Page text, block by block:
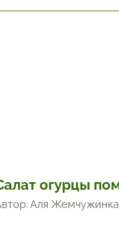
огурцы
Аля Жемчужинка